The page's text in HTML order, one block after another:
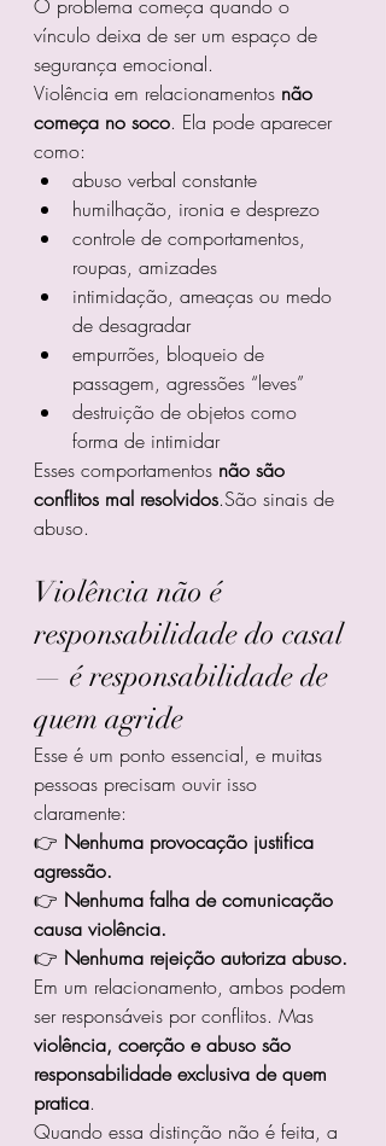
O problema começa quando o
vínculo deixa de ser um espaço de
segurança emocional.
Violência em relacionamentos não
começa no soco. Ela pode aparecer
como:
abuso verbal constante
humilhação, ironia e desprezo
controle de comportamentos,
roupas, amizades
intimidação, ameaças ou medo
de desagradar
empurrões, bloqueio de
passagem, agressões “leves”
destruição de objetos como
forma de intimidar
Esses comportamentos não são
conflitos mal resolvidos.São sinais de
abuso.
Violência não é
responsabilidade do casal
— é responsabilidade de
quem agride
Esse é um ponto essencial, e muitas
pessoas precisam ouvir isso
claramente:
👉 Nenhuma provocação justifica
agressão.
👉 Nenhuma falha de comunicação
causa violência.
👉 Nenhuma rejeição autoriza abuso.
Em um relacionamento, ambos podem
ser responsáveis por conflitos. Mas
violência, coerção e abuso são
responsabilidade exclusiva de quem
pratica.
Quando essa distinção não é feita, a